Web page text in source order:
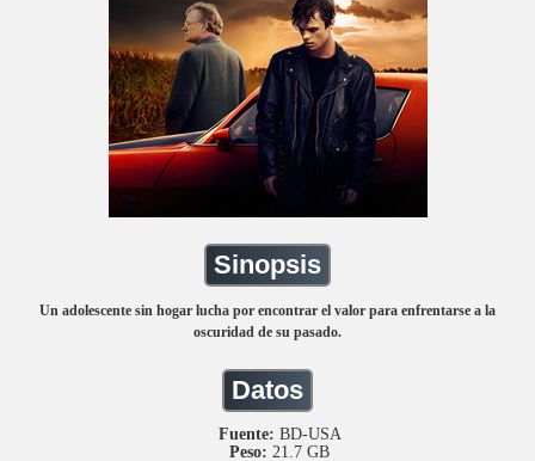
Sinopsis
Un adolescente sin hogar lucha por encontrar el valor para enfrentarse a la
oscuridad de su pasado.
Datos
Fuente: BD-USA
Peso: 21.7 GB